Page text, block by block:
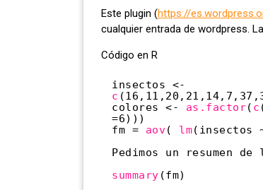
Este plugin (https://
cualquier entrada de wordpress.
Código en R
c
colores <- as.factor( c
=6)))
fm = aov( lm(insectos
Pedimos un resumen
summary (fm)